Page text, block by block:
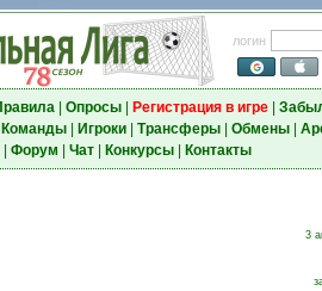
логин
| Опросы| Регистрация в игре|
Команды| Игроки| Трансферы| Обмены|
| Форум Чат| Конкурсы| Контакты
3